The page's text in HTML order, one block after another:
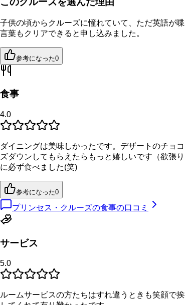
子供の頃からクルーズに憧れていて、ただ英語が
言葉もクリアできると申し込みました。
参考になった0
食事
4.0
ダイニングは美味しかったです。デザートのチョ
ズダウンしてもらえたらもっと嬉しいです（欲張
に必ず食べました(笑)
参考になった0
プリンセス・クルーズの食事の口コミ
サービス
5.0
ルームサービスの方たちはすれ違うときも笑顔で